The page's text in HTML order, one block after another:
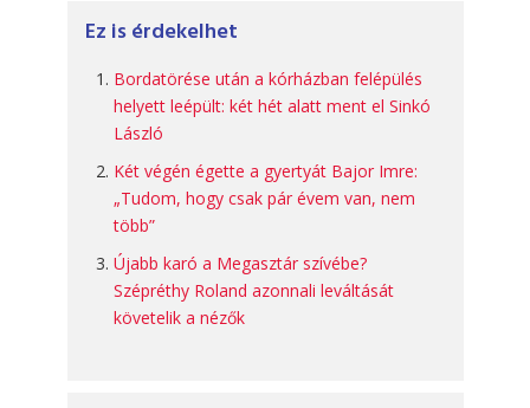
Ez is érdekelhet
Bordatörése után a kórházban felépülés
helyett leépült: két hét alatt ment el Sinkó
László
Két végén égette a gyertyát Bajor Imre:
„Tudom, hogy csak pár évem van, nem
több”
Újabb karó a Megasztár szívébe?
Szépréthy Roland azonnali leváltását
követelik a nézők